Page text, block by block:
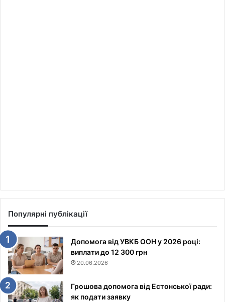
Популярні публікації
Допомога від УВКБ ООН у 2026 році:
виплати до 12 300 грн
20.06.2026
Грошова допомога від Естонської ради:
як подати заявку